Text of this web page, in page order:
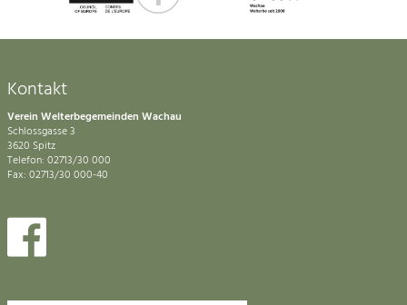
Kontakt
Verein Welterbegemeinden Wachau
Schlossgasse 3
3620 Spitz
Telefon: 02713/30 000
Fax: 02713/30 000-40